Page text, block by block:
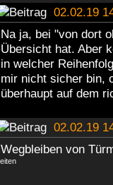
02.02.19
Na ja, bei "von dort
Übersicht hat. Aber
in welcher
mir nicht sicher bin,
überhaupt auf dem
02.02.19
Wegbleiben von